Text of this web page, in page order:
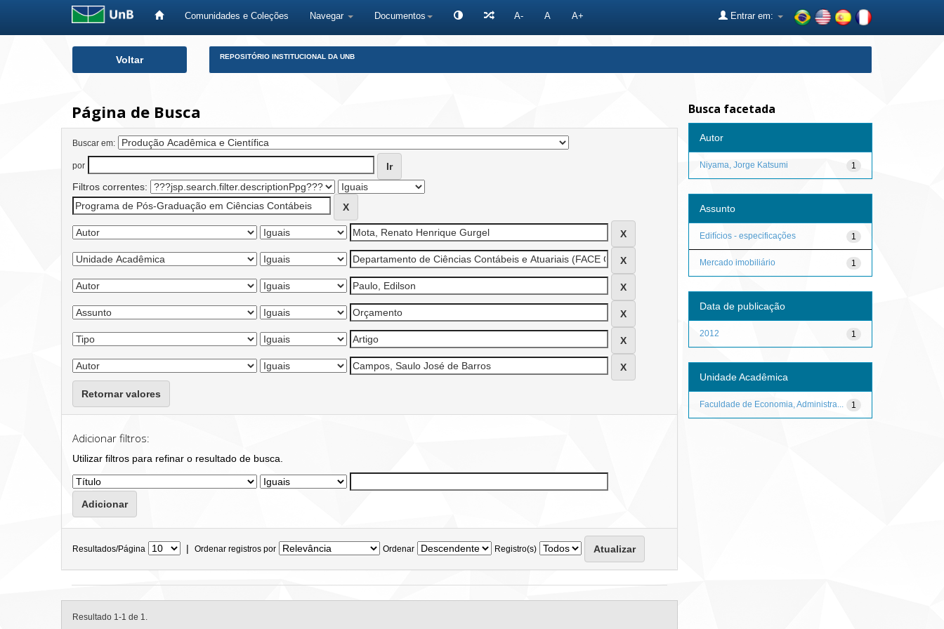
Comunidades e Coleções Navegar Documentos A- A A+ Entrar em:
Voltar REPOSITÓRIO INSTITUCIONAL DA UNB
Página de Busca
Buscar em:
por
Filtros correntes:
Retornar valores
Adicionar filtros:
Utilizar filtros para refinar o resultado de busca.
Resultados/Página | Ordenar registros por Ordenar Registro(s)
Resultado 1-1 de 1.
Busca facetada
Autor
1
Niyama, Jorge Katsumi
Assunto
1
Edifícios - especificações
1
Mercado imobiliário
Data de publicação
1
2012
Unidade Acadêmica
1
Faculdade de Economia, Administra...